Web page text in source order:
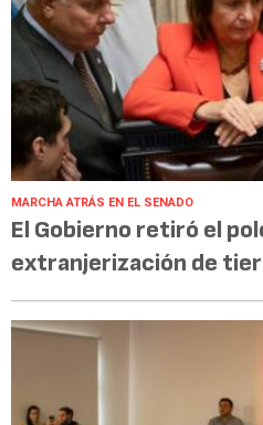
MARCHA ATRÁS EN EL SENADO
El Gobierno retiró el
extranjerización de